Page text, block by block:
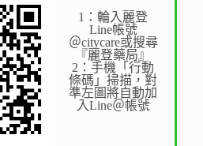
1：輪入麗登
Line帳號
＠citycare或搜尋
『麗登藥局』
2：手機「行動
條碼」掃描，對
準左圖將自動加
入Line＠帳號